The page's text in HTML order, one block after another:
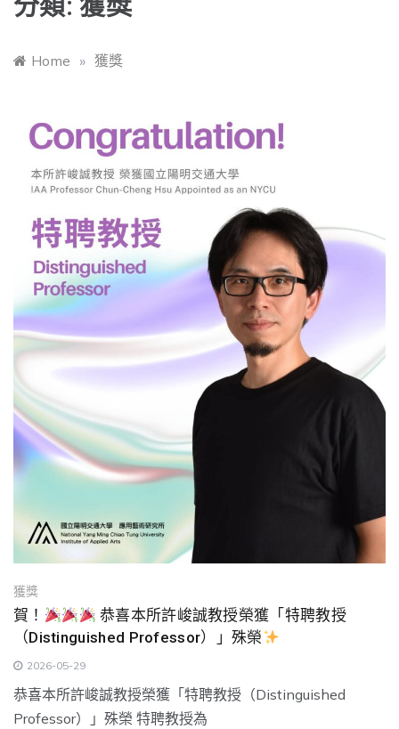
分類:獲獎
Home » 獲獎
獲獎
賀！
恭喜本所許峻誠教授榮獲「特聘教授
（Distinguished Professor）」殊榮
2026-05-29
恭喜本所許峻誠教授榮獲「特聘教授（Distinguished
Professor）」殊榮 特聘教授為